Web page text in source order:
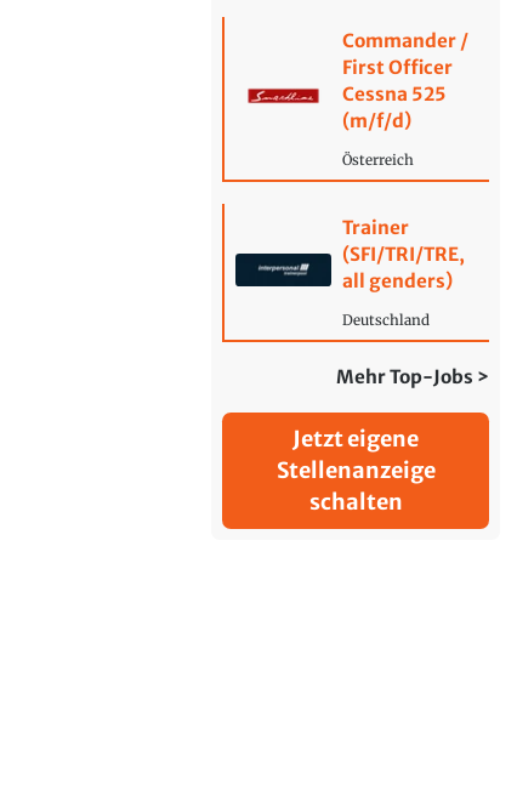
Commander /
First Officer
Cessna 525
(m/f/d)
Österreich
Trainer
(SFI/TRI/TRE,
all genders)
Deutschland
Mehr Top-Jobs >
Jetzt eigene
Stellenanzeige
schalten